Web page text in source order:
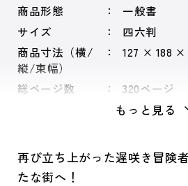
商品形態
一般書
サイズ
四六判
商品寸法（横/
縦/束幅）
127 × 188 ×
総ページ数 320ページ
もっと見る
再び立ち上がった遅咲き冒険
たな街へ！